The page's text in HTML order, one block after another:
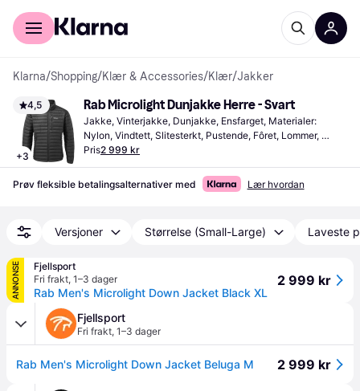
For kunder
Klarna/Shopping/Klær & Accessories/Klær/Jakker
4,5
+3
Rab Microlight Dunjakke Herre - Svart
Jakke, Vinterjakke, Dunjakke, Ensfarget, Materialer:
Nylon, Vindtett, Slitesterkt, Pustende, Fôret, Lommer,
Vannavvisende
Pris2 999 kr
Prøv fleksible betalingsalternativer med Lær hvordan
Versjoner Størrelse (Small-Large) Laveste
ANNONSE
Fjellsport
Fri frakt, 1–3 dager
Rab Men's Microlight Down Jacket Black XL
2 999 kr
Fjellsport
Fri frakt, 1–3 dager
Rab Men's Microlight Down Jacket Beluga M 2 999 kr